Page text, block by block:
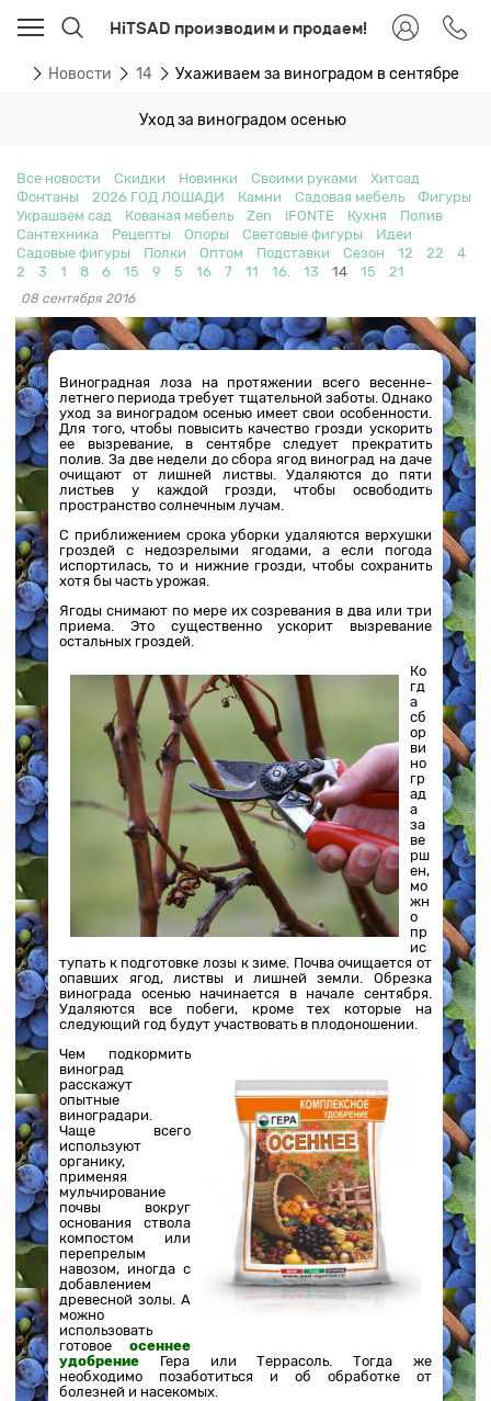
HiTSAD производим и продаем!
Новости 14 Ухаживаем за виноградом в сентябре
Уход за виноградом осенью
Все новости Скидки Новинки Своими руками
Хитсад
Фонтаны
2026 ГОД ЛОШАДИ Камни Садовая мебель
Фигуры
Украшаем сад
Кованая мебель Zen iFONTE Кухня
Полив
Сантехника
Рецепты Опоры Световые фигуры
Идеи
Садовые фигуры
Полки Оптом Подставки Сезон 12 22
4
2
3 1 8 6 15 9 5 16 7 11 16. 13 14 15 21
08 сентября 2016
Виноградная лоза на протяжении всего весенне-
летнего периода требует тщательной заботы. Однако
уход за виноградом осенью имеет свои особенности.
Для того, чтобы повысить качество грозди ускорить
ее вызревание, в сентябре следует прекратить
полив. За две недели до сбора ягод виноград на даче
очищают от лишней листвы. Удаляются до пяти
листьев у каждой грозди, чтобы освободить
пространство солнечным лучам.
С приближением срока уборки удаляются верхушки
гроздей с недозрелыми ягодами, а если погода
испортилась, то и нижние грозди, чтобы сохранить
хотя бы часть урожая.
Ягоды снимают по мере их созревания в два или три
приема. Это существенно ускорит вызревание
остальных гроздей.
Ко
гд
а
сб
ор
ви
но
гр
ад
а
за
ве
рш
ен,
мо
жн
о
пр
ис
тупать к подготовке лозы к зиме. Почва очищается от
опавших ягод, листвы и лишней земли. Обрезка
винограда осенью начинается в начале сентября.
Удаляются все побеги, кроме тех которые на
следующий год будут участвовать в плодоношении.
Чем подкормить
виноград
расскажут
опытные
виноградари.
Чаще всего
используют
органику,
применяя
мульчирование
почвы вокруг
основания ствола
компостом или
перепрелым
навозом, иногда с
добавлением
древесной золы. А
можно
использовать
готовое осеннее
удобрение Гера или Террасоль. Тогда же
необходимо позаботиться и об обработке от
болезней и насекомых.